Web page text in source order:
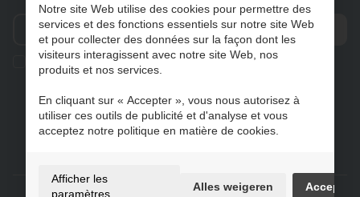
Ik geef de toestemming om mijn gegevens te bewaren en
verwerken zoals aangegeven in onze
NL
Gebruiksvoorwaarden & privacybeleid
Notre site Web utilise des cookies pour permettre des
services et des fonctions essentiels sur notre site Web
et pour collecter des données sur la façon dont les
visiteurs interagissent avec notre site Web, nos
produits et nos services.
En cliquant sur « Accepter », vous nous autorisez à
utiliser ces outils de publicité et d'analyse et vous
acceptez notre politique en matière de cookies.
Afficher les
paramètres
Alles weigeren Accepter